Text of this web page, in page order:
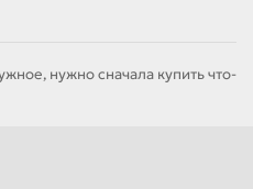
нужно сначала купить что-